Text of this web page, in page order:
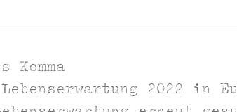
Komma
Lebenserwartung 2022 in